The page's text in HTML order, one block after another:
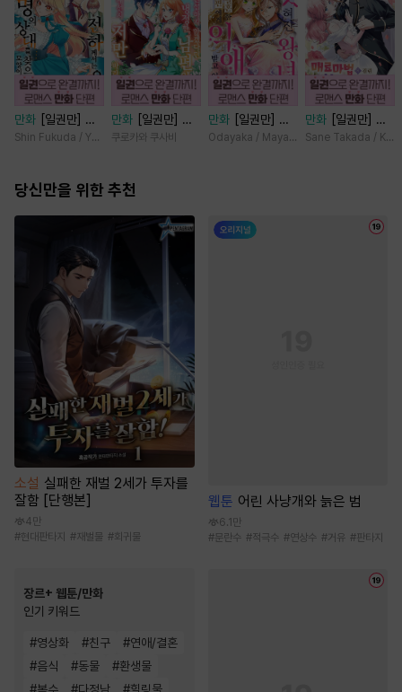
만화
[일권만] 전
하께서는 오늘도
(웃음) [단행본]
Shin Fukuda / Yoko Kurosu
만화
[일권만] 내
게 간섭하지 않겠
바라봅니다 [단행
쿠로카와 쿠사비
만화
[일권만] 잊
혀진 왕녀지만 정
Odayaka / Maya Koike
만화
[일권만] 매
료 마법에 걸린 척
Sane Takada /
당신만을 위한 추천
소설 실패한 재벌 2세가 투자를
잘함 [단행본]
4만
#현대판타지 # 재벌물 #회귀물
장르+ 웹툰/만화
인기 키워드
#영상화 #친구 #연애/결혼
#음식 #동물 #환생물
#복수 #다정남 #힐링물
웹툰 어린 사냥개와 늙은 범
6.1만
#문란수 #적극수 #연상수 #거유 #판타지